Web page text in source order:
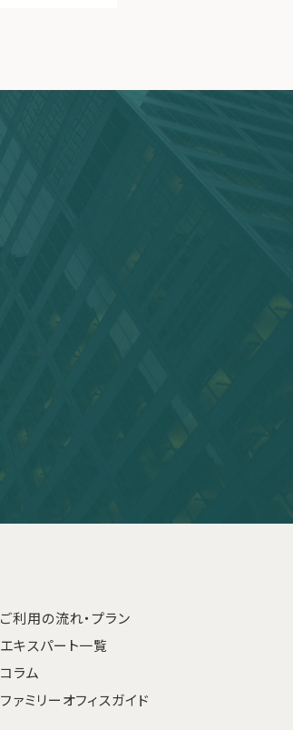
ご利用の流れ・プラン
エキスパート一覧
コラム
ファミリーオフィスガイド